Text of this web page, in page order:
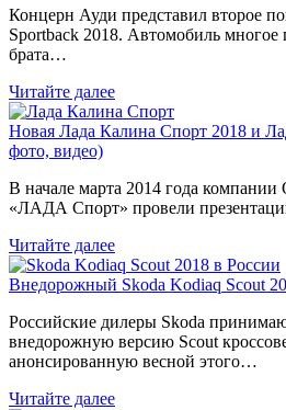
Концерн Ауди представил второе
Sportback 2018. Автомобиль многое
брата…
Читайте далее
Новая Лада Калина Спорт 2018 и
фото, видео)
В начале марта 2014 года
«ЛАДА Спорт» провели
Читайте далее
Внедорожный Skoda Kodiaq Scout
Российские дилеры Skoda
внедорожную версию Scout
анонсированную весной этого…
Читайте далее